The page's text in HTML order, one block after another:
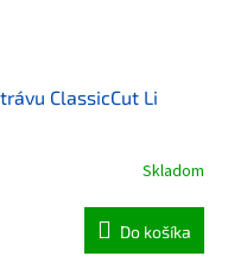
ClassicCut Li
Skladom
Do košíka